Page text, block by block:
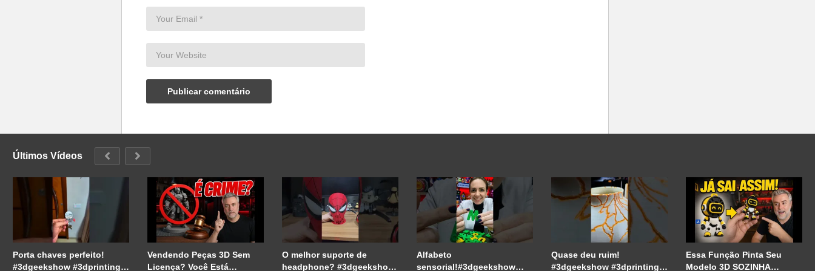
Últimos Vídeos
Porta chaves perfeito!
#3dgeekshow #3dprinting
Vendendo Peças 3D Sem
Licença? Você Está
O melhor suporte de
headphone? #3dgeekshow
Alfabeto
sensorial!#3dgeekshow
Quase deu ruim!
#3dgeekshow #3dprinting
Essa Função Pinta Seu
Modelo 3D SOZINHA